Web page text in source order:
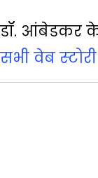
डॉ. आंबेडकर के
सभी वेब